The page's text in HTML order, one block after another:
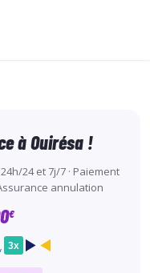
à Ouirésa !
24 et 7j/7 · Paiement
annulation
€
3x